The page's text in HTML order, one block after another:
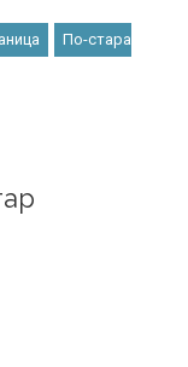
По-стара